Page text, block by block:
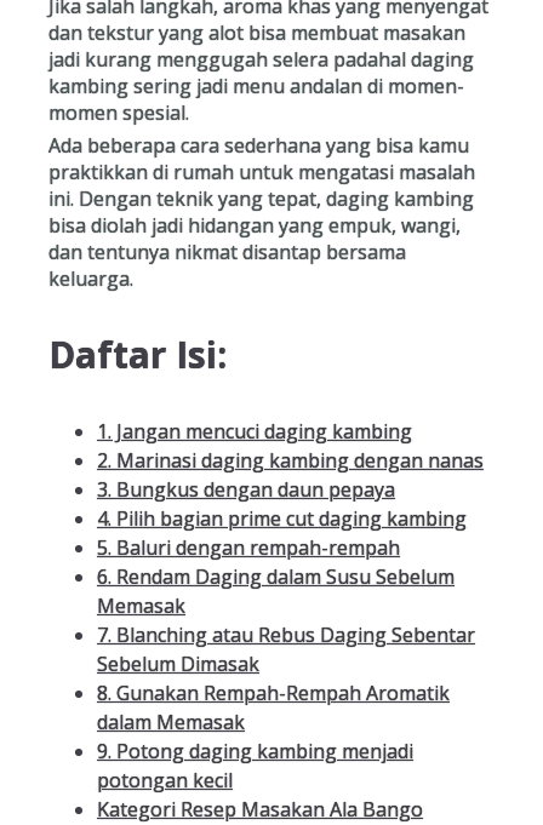
Jika salah langkah, aroma khas yang menyengat
dan tekstur yang alot bisa membuat masakan
jadi kurang menggugah selera padahal daging
kambing sering jadi menu andalan di momen-
momen spesial.
Ada beberapa cara sederhana yang bisa kamu
praktikkan di rumah untuk mengatasi masalah
ini. Dengan teknik yang tepat, daging kambing
bisa diolah jadi hidangan yang empuk, wangi,
dan tentunya nikmat disantap bersama
keluarga.
Daftar Isi:
1. Jangan mencuci daging kambing
2. Marinasi daging kambing dengan nanas
3. Bungkus dengan daun pepaya
4. Pilih bagian prime cut daging kambing
5. Baluri dengan rempah-rempah
6. Rendam Daging dalam Susu Sebelum
Memasak
7. Blanching atau Rebus Daging Sebentar
Sebelum Dimasak
8. Gunakan Rempah-Rempah Aromatik
dalam Memasak
9. Potong daging kambing menjadi
potongan kecil
Kategori Resep Masakan Ala Bango